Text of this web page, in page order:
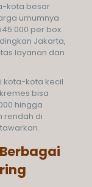
kota besar
umumnya
per box.
Jakarta,
layanan dan
kota-kota kecil
bisa
hingga
rendah di